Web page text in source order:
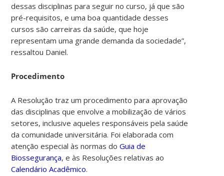
dessas disciplinas para seguir no curso, já que são
pré-requisitos, e uma boa quantidade desses
cursos são carreiras da saúde, que hoje
representam uma grande demanda da sociedade”,
ressaltou Daniel.
Procedimento
A Resolução traz um procedimento para aprovação
das disciplinas que envolve a mobilização de vários
setores, inclusive aqueles responsáveis pela saúde
da comunidade universitária. Foi elaborada com
atenção especial às normas doGuia de
Biossegurança, e às Resoluções relativas ao
Calendário Acadêmico.